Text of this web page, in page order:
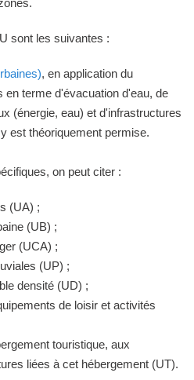
sont les suivantes :
, en application du
en terme d'évacuation d'eau, de
(énergie, eau) et d'infrastructures
est théoriquement permise.
on peut citer :
(UA) ;
(UB) ;
(UCA) ;
(UP) ;
densité (UD) ;
de loisir et activités
touristique, aux
liées à cet hébergement (UT).